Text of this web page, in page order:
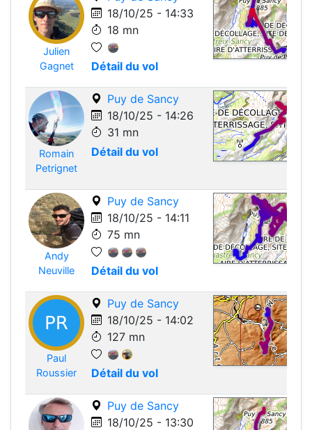
Julien
Gagnet
18/10/25 - 14:33
18 mn
Détail du vol
Romain
Petrignet
Puy de Sancy
18/10/25 - 14:26
31 mn
Détail du vol
Andy
Neuville
Puy de Sancy
18/10/25 - 14:11
75 mn
Détail du vol
Paul
Roussier
Puy de Sancy
18/10/25 - 14:02
127 mn
Détail du vol
Puy de Sancy
18/10/25 - 13:30